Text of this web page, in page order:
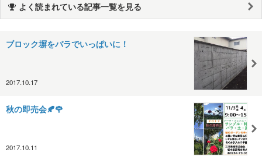
よく読まれている記事一覧を見る
ブロック塀をバラでいっぱいに！
2017.10.17
秋の即売会🍂🌹
2017.10.11